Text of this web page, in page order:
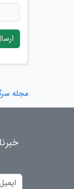
مجله